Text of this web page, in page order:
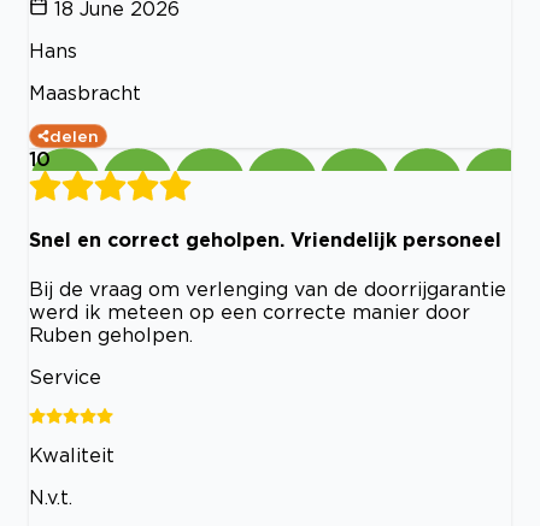
18 June 2026
Hans
Maasbracht
delen
10
Snel en correct geholpen. Vriendelijk personeel
Bij de vraag om verlenging van de doorrijgarantie
werd ik meteen op een correcte manier door
Ruben geholpen.
Service
Kwaliteit
N.v.t.